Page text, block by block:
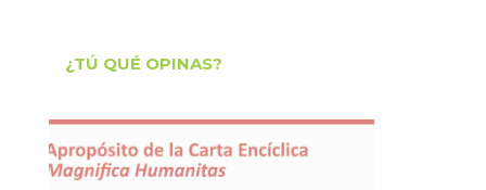
¿TÚ QUÉ OPINAS?